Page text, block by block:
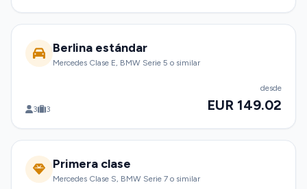
Berlina estándar
Mercedes Clase E, BMW Serie 5 o similar
3 3
desde
EUR 149.02
Primera clase
Mercedes Clase S, BMW Serie 7 o similar